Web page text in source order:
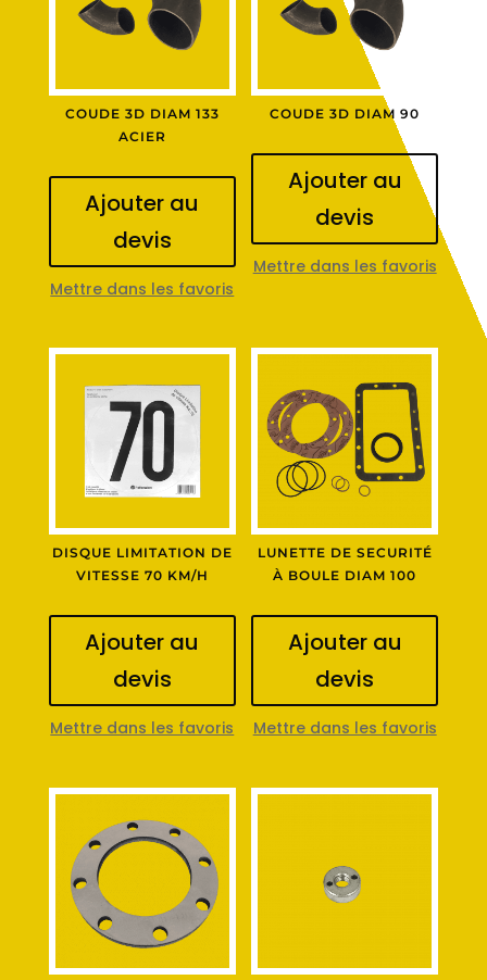
COUDE 3D DIAM 133
ACIER
Ajouter au
devis
Mettre dans les favoris
COUDE 3D DIAM 90
Ajouter au
devis
Mettre dans les favoris
DISQUE LIMITATION DE
VITESSE 70 KM/H
Ajouter au
devis
Mettre dans les favoris
LUNETTE DE SECURITÉ
À BOULE DIAM 100
Ajouter au
devis
Mettre dans les favoris